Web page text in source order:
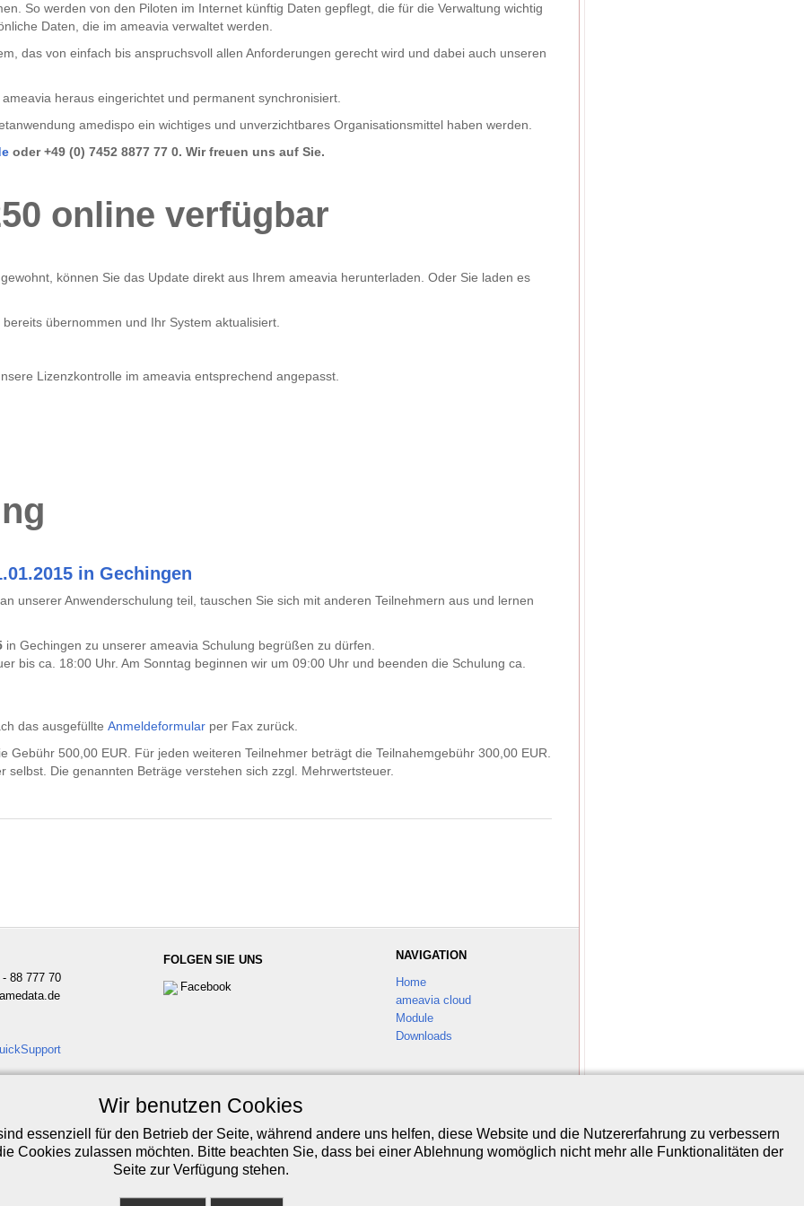
So werden von den Piloten im Internet künftig Daten gepflegt, die für die Verwaltung wichtig
Daten, die im ameavia verwaltet werden.
das von einfach bis anspruchsvoll allen Anforderungen gerecht wird und dabei auch unseren
heraus eingerichtet und permanent synchronisiert.
amedispo ein wichtiges und unverzichtbares Organisationsmittel haben werden.
oder +49 (0) 7452 8877 77 0. Wir freuen uns auf Sie.
online verfügbar
können Sie das Update direkt aus Ihrem ameavia herunterladen. Oder Sie laden es
übernommen und Ihr System aktualisiert.
Lizenzkontrolle im ameavia entsprechend angepasst.
in Gechingen
unserer Anwenderschulung teil, tauschen Sie sich mit anderen Teilnehmern aus und lernen
in Gechingen zu unserer ameavia Schulung begrüßen zu dürfen.
bis ca. 18:00 Uhr. Am Sonntag beginnen wir um 09:00 Uhr und beenden die Schulung ca.
das ausgefüllte Anmeldeformular per Fax zurück.
500,00 EUR. Für jeden weiteren Teilnehmer beträgt die Teilnahemgebühr 300,00 EUR.
Die genannten Beträge verstehen sich zzgl. Mehrwertsteuer.
88 777 70
FOLGEN SIE UNS
Facebook
NAVIGATION
Home
ameavia cloud
Module
Downloads
für Profis!Wir benutzen Cookies
essenziell für den Betrieb der Seite, während andere uns helfen, diese Website und die Nutzererfahrung zu verbessern
Cookies zulassen möchten. Bitte beachten Sie, dass bei einer Ablehnung womöglich nicht mehr alle Funktionalitäten der
Seite zur Verfügung stehen.